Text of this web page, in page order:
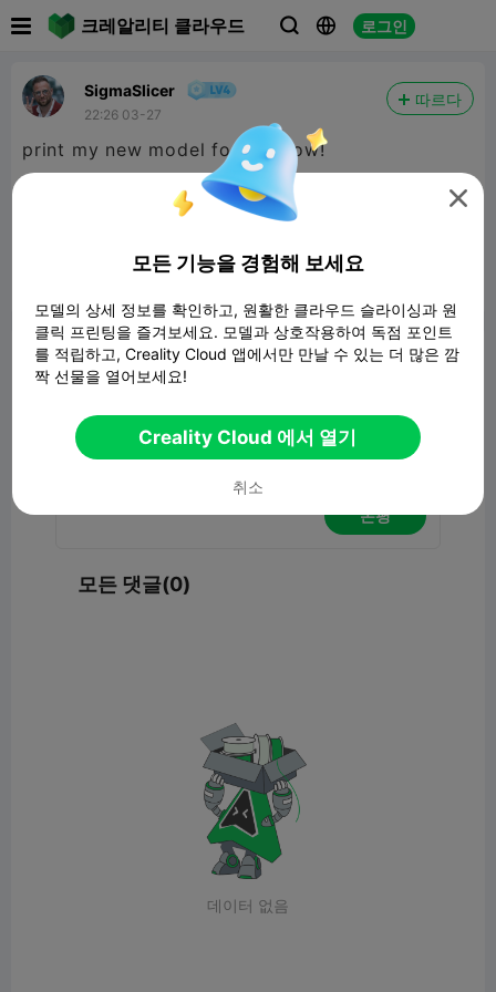
크레알리티 클라우드   로그인
SigmaSlicer
22:26 03-27
따르다
print my new model for a follow!
weird thing
논평
논평
모든 댓글(0)
데이터 없음

모든 기능을 경험해 보세요
모델의 상세 정보를 확인하고, 원활한 클라우드 슬라이싱과 원
클릭 프린팅을 즐겨보세요. 모델과 상호작용하여 독점 포인트
를 적립하고, Creality Cloud 앱에서만 만날 수 있는 더 많은 깜
짝 선물을 열어보세요!
Creality Cloud 에서 열기
취소